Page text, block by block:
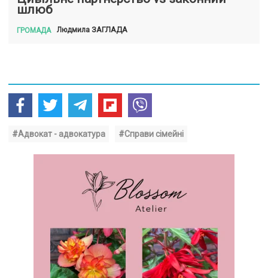
шлюб
ГРОМАДА Людмила ЗАГЛАДА
#Адвокат - адвокатура #Справи сімейні